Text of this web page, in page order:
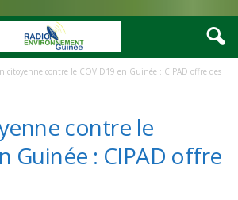
citoyenne contre le COVID19 en Guinée : CIPAD offre des
contre le
Guinée : CIPAD offre